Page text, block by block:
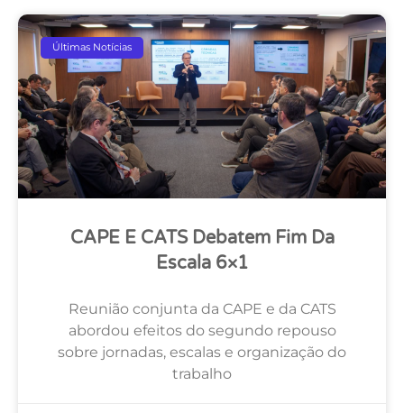
Últimas Notícias
CAPE E CATS Debatem Fim Da
Escala 6×1
Reunião conjunta da CAPE e da CATS
abordou efeitos do segundo repouso
sobre jornadas, escalas e organização do
trabalho